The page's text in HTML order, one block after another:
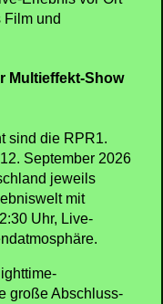
Film und
Multieffekt-Show
sind die RPR1.
September 2026
jeweils
mit
Uhr, Live-
große Abschluss-